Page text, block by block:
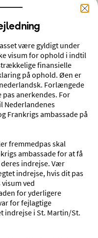
rejselængde
være gyldigt under
visum for ophold i indtil
finansielle
på ophold. Øen er
Forlængede
anerkendes. For
Nederlandenes
Frankrigs ambassade på
fremmedpas skal
ambassade for at få
indrejse. Vær
indrejse, hvis dit pas
ved
for yderligere
for fejlagtige
indrejse i St. Martin/St.